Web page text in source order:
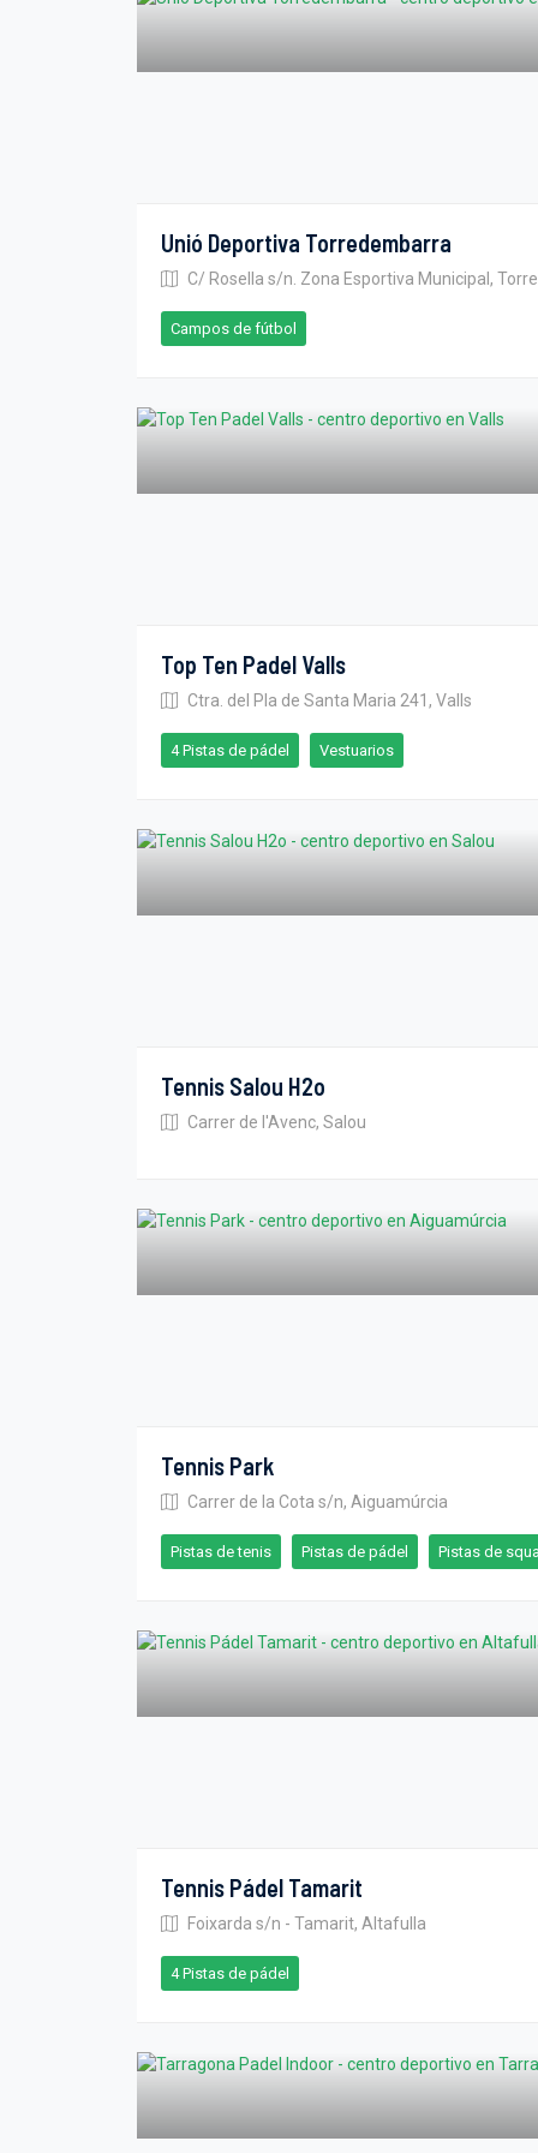
Unió Deportiva Torredembarra
C/ Rosella s/n. Zona Esportiva Municipal,
Campos de fútbol
Top Ten Padel Valls
Ctra. del Pla de Santa Maria 241, Valls
4 Pistas de pádel Vestuarios
Tennis Salou H2o
Carrer de l'Avenc, Salou
Tennis Park
Carrer de la Cota s/n, Aiguamúrcia
Pistas de tenis Pistas de pádel Pistas de
Tennis Pádel Tamarit
Foixarda s/n - Tamarit, Altafulla
4 Pistas de pádel